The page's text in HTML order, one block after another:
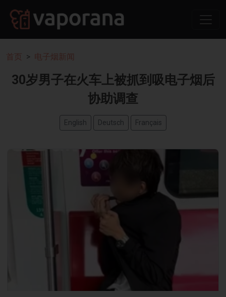
首页 电子烟新闻
30岁男子在火车上被抓到吸电子烟后
协助调查
English Deutsch Français